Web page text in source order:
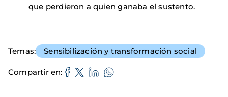
que perdieron a quien ganaba el sustento.
Temas Sensibilización y transformación social
Compartir en